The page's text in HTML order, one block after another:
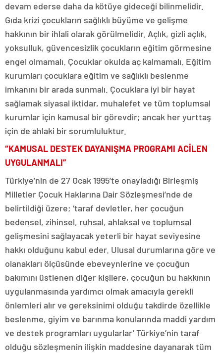
devam ederse daha da kötüye gideceği bilinmelidir.
Gıda krizi çocukların sağlıklı büyüme ve gelişme
hakkının bir ihlali olarak görülmelidir. Açlık, gizli açlık,
yoksulluk, güvencesizlik çocukların eğitim görmesine
engel olmamalı. Çocuklar okulda aç kalmamalı. Eğitim
kurumları çocuklara eğitim ve sağlıklı beslenme
imkanını bir arada sunmalı. Çocuklara iyi bir hayat
sağlamak siyasal iktidar, muhalefet ve tüm toplumsal
kurumlar için kamusal bir görevdir; ancak her yurttaş
için de ahlaki bir sorumluluktur.
“KAMUSAL DESTEK DAYANIŞMA PROGRAMI ACİLEN
UYGULANMALI”
Türkiye’nin de 27 Ocak 1995’te onayladığı Birleşmiş
Milletler Çocuk Haklarına Dair Sözleşmesi’nde de
belirtildiği üzere; ‘taraf devletler, her çocuğun
bedensel, zihinsel, ruhsal, ahlaksal ve toplumsal
gelişmesini sağlayacak yeterli bir hayat seviyesine
hakkı olduğunu kabul eder. Ulusal durumlarına göre ve
olanakları ölçüsünde ebeveynlerine ve çocuğun
bakımını üstlenen diğer kişilere, çocuğun bu hakkının
uygulanmasında yardımcı olmak amacıyla gerekli
önlemleri alır ve gereksinimi olduğu takdirde özellikle
beslenme, giyim ve barınma konularında maddi yardım
ve destek programları uygularlar’ Türkiye’nin taraf
olduğu sözleşmenin ilişkin maddesine dayanarak tüm